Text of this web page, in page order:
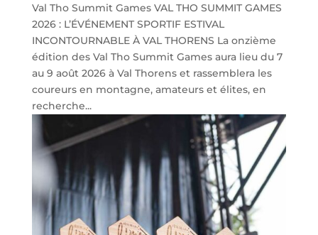
Val Tho Summit Games VAL THO SUMMIT GAMES
2026 : L’ÉVÉNEMENT SPORTIF ESTIVAL
INCONTOURNABLE À VAL THORENS La onzième
édition des Val Tho Summit Games aura lieu du 7
au 9 août 2026 à Val Thorens et rassemblera les
coureurs en montagne, amateurs et élites, en
recherche...